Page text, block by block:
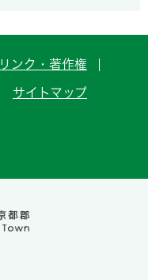
リンク・著作権
サイトマップ